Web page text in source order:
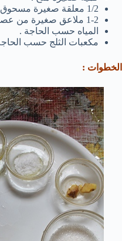
1/2 معلقة صغيرة مسحوق الهيل .
1-2 ملاعق صغيرة من عصير الليمون .
المياه حسب الحاجة .
مكعبات الثلج حسب
الخطوات :